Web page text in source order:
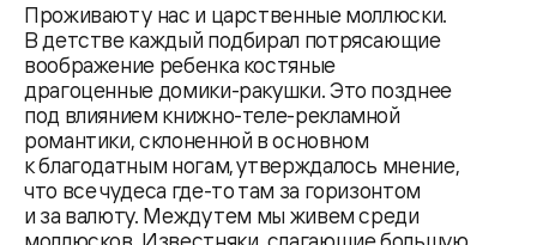
Проживают у нас и царственные моллюски.
В детстве каждый подбирал потрясающие
воображение ребенка костяные
драгоценные домики-ракушки. Это позднее
под влиянием книжно-теле-рекламной
романтики, склоненной в основном
к благодатным ногам, утверждалось мнение,
что все чудеса где-то там за горизонтом
и за валюту. Между тем мы живем среди